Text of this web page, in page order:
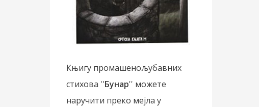
Књигу промашенољубавних
стихова ''Бунар'' можете
наручити преко мејла у